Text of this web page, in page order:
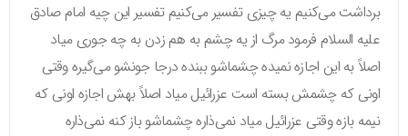
برداشت می‌کنیم یه چیزی تفسیر می‌کنیم تفسیر این چیه امام صادق
علیه السلام فرمود مرگ از یه چشم به هم زدن به چه جوری میاد
اصلاً به این اجازه نمیده چشماشو ببنده درجا جونشو می‌گیره وقتی
اونی که چشمش بسته است عزرائیل میاد اصلاً بهش اجازه اونی که
نیمه بازه وقتی عزرائیل میاد نمی‌ذاره چشماشو باز کنه نمی‌ذاره